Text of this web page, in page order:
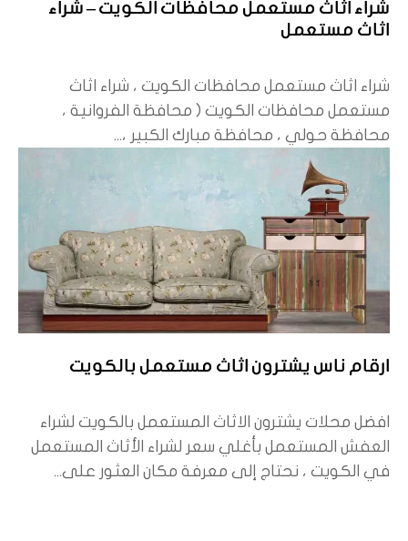
شراء اثاث مستعمل محافظات الكويت – شراء
اثاث مستعمل
شراء اثاث مستعمل محافظات الكويت ، شراء اثاث
مستعمل محافظات الكويت ( محافظة الفروانية ،
محافظة حولي ، محافظة مبارك الكبير ،...
ارقام ناس يشترون اثاث مستعمل بالكويت
افضل محلات يشترون الاثاث المستعمل بالكويت لشراء
العفش المستعمل بأغلي سعر لشراء الأثاث المستعمل
في الكويت ، نحتاج إلى معرفة مكان العثور على...